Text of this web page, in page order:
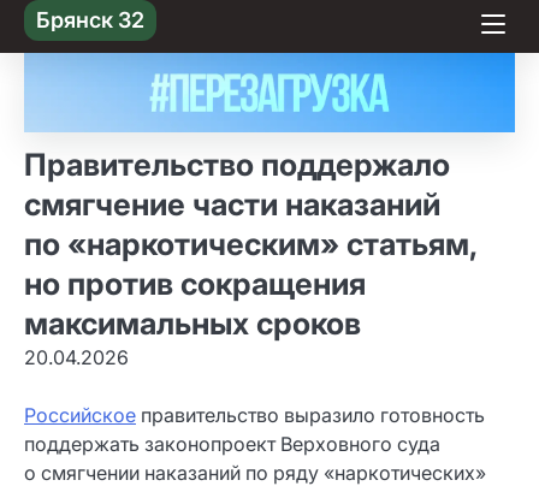
Skip
to content
Брянск 32
Правительство поддержало
смягчение части наказаний
по «наркотическим» статьям,
но против сокращения
максимальных сроков
20.04.2026
Российское правительство выразило готовность
поддержать законопроект Верховного суда
о смягчении наказаний по ряду «наркотических»